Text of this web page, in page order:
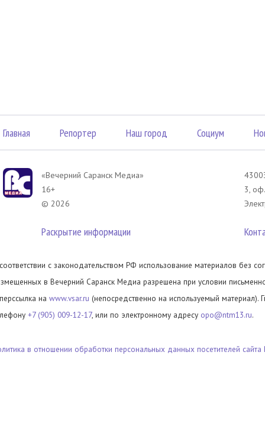
Главная Репортер Наш город Социум
«Вечерний Саранск Mедиа»
16+
© 2026
Раскрытие информации
3,
с законодательством РФ использование материалов без
в Вечерний Саранск Медиа разрешена при условии
на www.vsar.ru (непосредственно на используемый материал).
+7 (905) 009-12-17, или по электронному адресу opo@ntm13.ru.
в отношении обработки персональных данных посетителей